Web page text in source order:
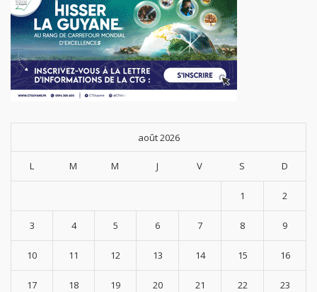
août 2026
L M M J V S D
1 2
3 4 5 6 7 8 9
10 11 12 13 14 15 16
17 18 19 20 21 22 23